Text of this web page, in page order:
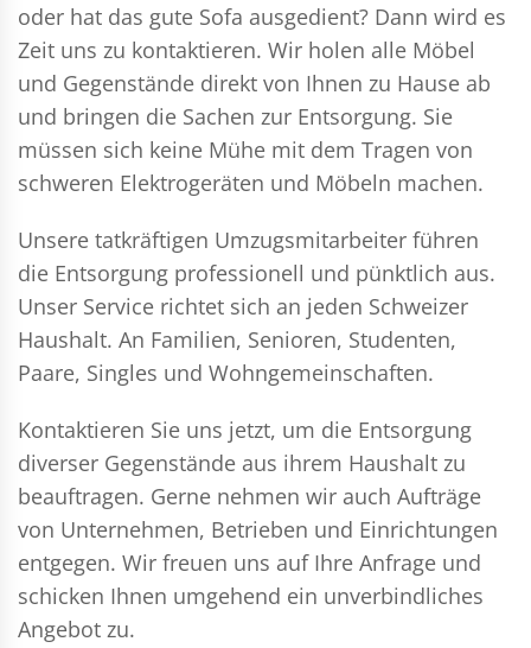
oder hat das gute Sofa ausgedient? Dann wird es
Zeit uns zu kontaktieren. Wir holen alle Möbel
und Gegenstände direkt von Ihnen zu Hause ab
und bringen die Sachen zur Entsorgung. Sie
müssen sich keine Mühe mit dem Tragen von
schweren Elektrogeräten und Möbeln machen.
Unsere tatkräftigen Umzugsmitarbeiter führen
die Entsorgung professionell und pünktlich aus.
Unser Service richtet sich an jeden Schweizer
Haushalt. An Familien, Senioren, Studenten,
Paare, Singles und Wohngemeinschaften.
Kontaktieren Sie uns jetzt, um die Entsorgung
diverser Gegenstände aus ihrem Haushalt zu
beauftragen. Gerne nehmen wir auch Aufträge
von Unternehmen, Betrieben und Einrichtungen
entgegen. Wir freuen uns auf Ihre Anfrage und
schicken Ihnen umgehend ein unverbindliches
Angebot zu.